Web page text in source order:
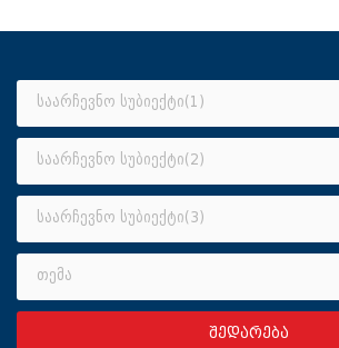
EECMD
ᲙᲘᲗᲮᲕᲐᲠᲘ
ᲮᲨᲘᲠᲐᲓ ᲓᲐᲡᲛᲣᲚᲘ ᲙᲘᲗᲮᲕᲔᲑᲘ
ᲓᲐᲒᲕᲘᲙᲐᲕᲨᲘᲠᲓᲘᲗ
GEO
საარჩევნო სუბიექტი(1)
საარჩევნო სუბიექტი(2)
საარჩევნო სუბიექტი(3)
თემა